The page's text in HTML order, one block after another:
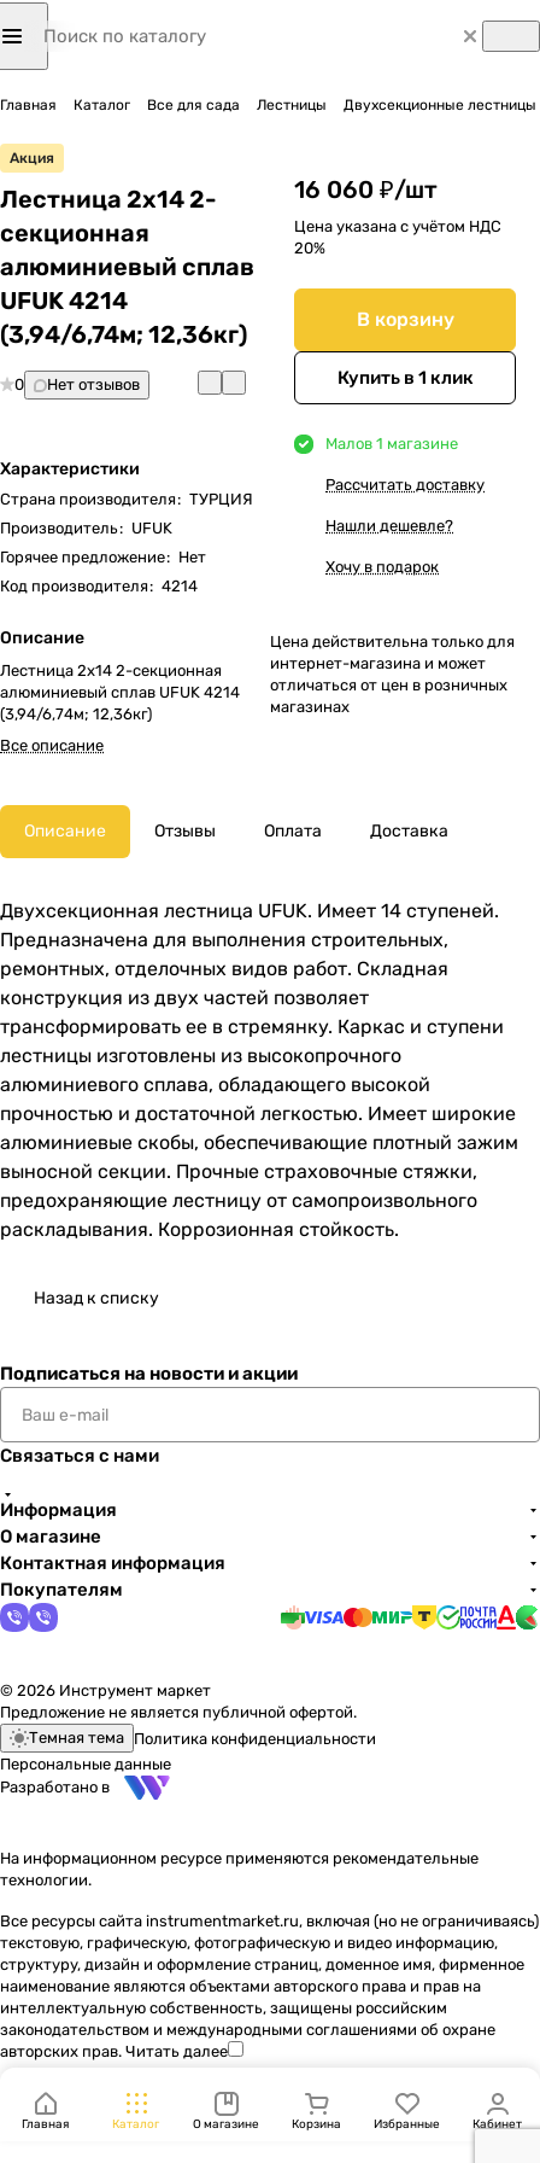
Главная Каталог Все для сада Лестницы Двухсекционные лестницы
Акция
Лестница 2х14 2-
секционная
алюминиевый сплав
UFUK 4214
(3,94/6,74м; 12,36кг)
0 Нет отзывов
Характеристики
Страна производителя: ТУРЦИЯ
Производитель: UFUK
Горячее предложение: Нет
Код производителя: 4214
Описание
Лестница 2х14 2-секционная
алюминиевый сплав UFUK 4214
(3,94/6,74м; 12,36кг)
Все описание
16 060 ₽/шт
Цена указана с учётом НДС
20%
В корзину
Купить в 1 клик
Малов 1 магазине
Рассчитать доставку
Нашли дешевле?
Хочу в подарок
Цена действительна только для
интернет-магазина и может
отличаться от цен в розничных
магазинах
Описание Отзывы Оплата Доставка
Двухсекционная лестница UFUK. Имеет 14 ступеней.
Предназначена для выполнения строительных,
ремонтных, отделочных видов работ. Складная
конструкция из двух частей позволяет
трансформировать ее в стремянку. Каркас и ступени
лестницы изготовлены из высокопрочного
алюминиевого сплава, обладающего высокой
прочностью и достаточной легкостью. Имеет широкие
алюминиевые скобы, обеспечивающие плотный зажим
выносной секции. Прочные страховочные стяжки,
предохраняющие лестницу от самопроизвольного
раскладывания. Коррозионная стойкость.
Назад к списку
Подписаться на новости и акции
Связаться с нами
Информация
О магазине
Контактная информация
Покупателям
© 2026 Инструмент маркет
Предложение не является публичной офертой.
Темная тема Политика конфиденциальности
Персональные данные
Разработано в
На информационном ресурсе применяются рекомендательные
технологии.
Все ресурсы сайта instrumentmarket.ru, включая (но не ограничиваясь)
текстовую, графическую, фотографическую и видео информацию,
структуру, дизайн и оформление страниц, доменное имя, фирменное
наименование являются объектами авторского права и прав на
интеллектуальную собственность, защищены российским
законодательством и международными соглашениями об охране
авторских прав. Читать далее
Главная Каталог О магазине Корзина Избранные Кабинет